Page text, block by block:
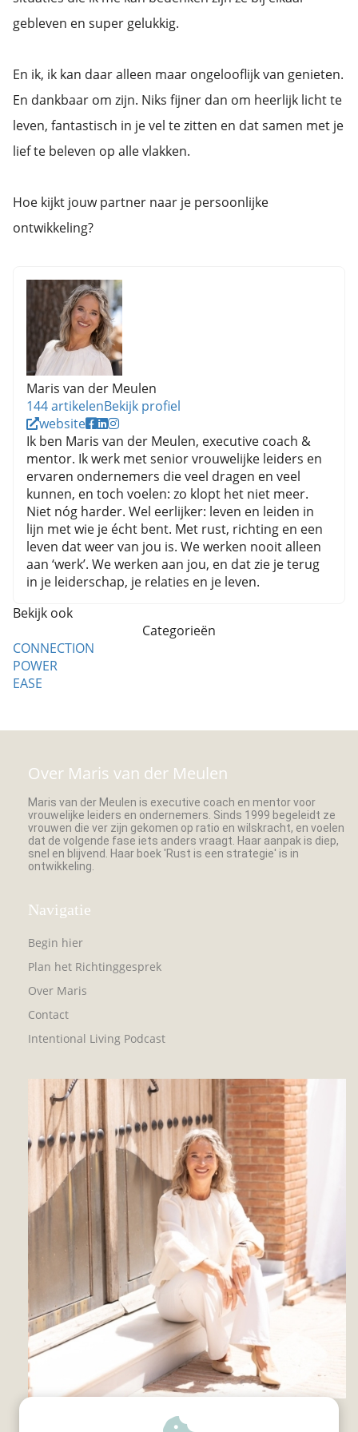
gebleven en super gelukkig.
En ik, ik kan daar alleen maar ongelooflijk van genieten.
En dankbaar om zijn. Niks fijner dan om heerlijk licht te
leven, fantastisch in je vel te zitten en dat samen met je
lief te beleven op alle vlakken.
Hoe kijkt jouw partner naar je persoonlijke
ontwikkeling?
Maris van der Meulen
144 artikelenBekijk profiel
website
Ik ben Maris van der Meulen, executive coach &
mentor. Ik werk met senior vrouwelijke leiders en
ervaren ondernemers die veel dragen en veel
kunnen, en toch voelen: zo klopt het niet meer.
Niet nóg harder. Wel eerlijker: leven en leiden in
lijn met wie je écht bent. Met rust, richting en een
leven dat weer van jou is. We werken nooit alleen
aan ‘werk’. We werken aan jou, en dat zie je terug
in je leiderschap, je relaties en je leven.
Bekijk ook
Categorieën
CONNECTION
POWER
EASE
Over Maris van der Meulen
Maris van der Meulen is executive coach en mentor voor
vrouwelijke leiders en ondernemers. Sinds 1999 begeleidt ze
vrouwen die ver zijn gekomen op ratio en wilskracht, en voelen
dat de volgende fase iets anders vraagt. Haar aanpak is diep,
snel en blijvend. Haar boek 'Rust is een strategie' is in
ontwikkeling.
Navigatie
Begin hier
Plan het Richtinggesprek
Over Maris
Contact
Intentional Living Podcast